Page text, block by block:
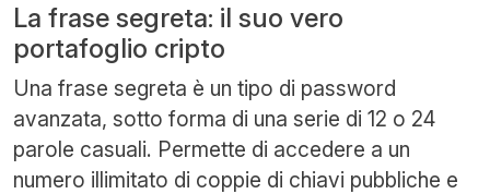
La frase segreta: il suo vero
portafoglio cripto
Una frase segreta è un tipo di password
avanzata, sotto forma di una serie di 12 o 24
parole casuali. Permette di accedere a un
numero illimitato di coppie di chiavi pubbliche e